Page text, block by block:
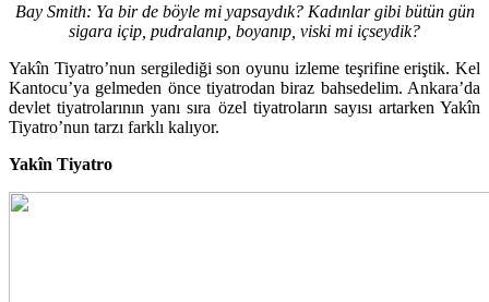
Bay Smith: Ya bir de böyle mi yapsaydık? Kadınlar gibi bütün gün
sigara içip, pudralanıp, boyanıp, viski mi içseydik?
Yakîn Tiyatro’nun sergilediği son oyunu izleme teşrifine eriştik. Kel
Kantocu’ya gelmeden önce tiyatrodan biraz bahsedelim. Ankara’da
devlet tiyatrolarının yanı sıra özel tiyatroların sayısı artarken Yakîn
Tiyatro’nun tarzı farklı kalıyor.
Yakîn Tiyatro